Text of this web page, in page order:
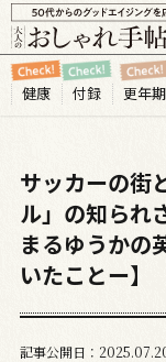
健康 付録 更年期
サッカーの街
ル」の知られ
まるゆうかの
いたことー】
記事公開日 2025.07